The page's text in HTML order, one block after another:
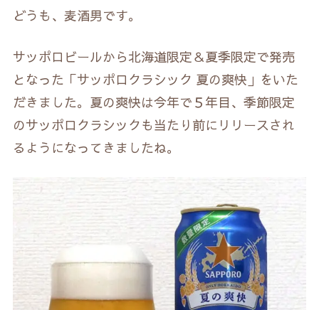
どうも、麦酒男です。
サッポロビールから北海道限定＆夏季限定で発売
となった「サッポロクラシック 夏の爽快」をいた
だきました。夏の爽快は今年で５年目、季節限定
のサッポロクラシックも当たり前にリリースされ
るようになってきましたね。